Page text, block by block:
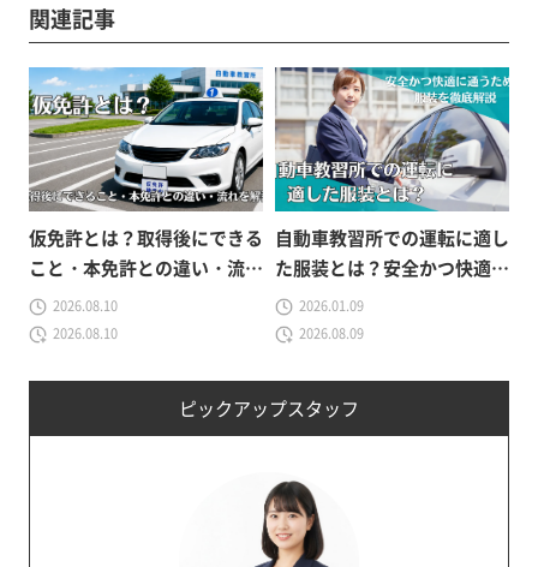
ピックアップスタッフ
関連記事
仮免許とは？取得後にできる
こと・本免許との違い・流れ
をわかりやすく解説
2026.08.10
2026.08.10
自動車教習所での運転に適し
た服装とは？安全かつ快適に
通うための服装を徹底解説
2026.01.09
2026.08.09